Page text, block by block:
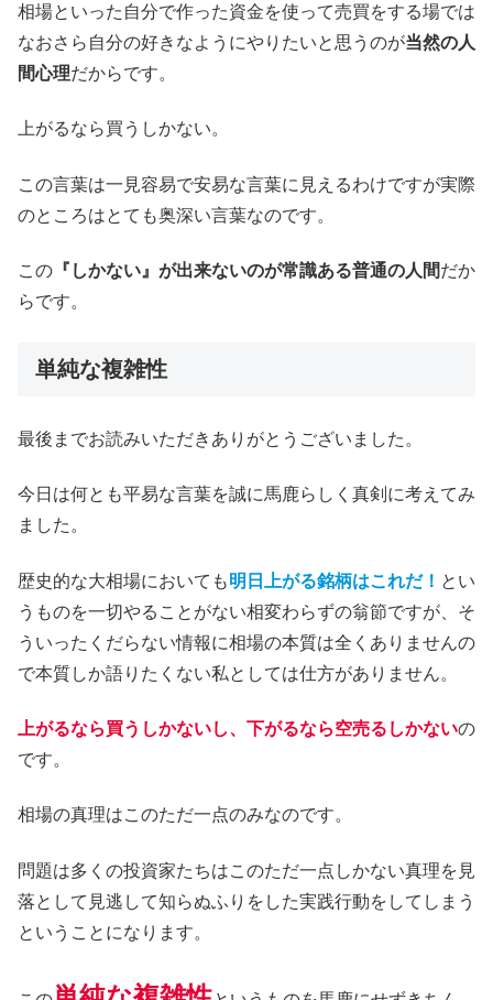
相場といった自分で作った資金を使って売買をする場では
なおさら自分の好きなようにやりたいと思うのが当然の人
間心理だからです。
上がるなら買うしかない。
この言葉は一見容易で安易な言葉に見えるわけですが実際
のところはとても奥深い言葉なのです。
この 『しかない』が出来ないのが常識ある普通の人間だか
らです。
単純な複雑性
最後までお読みいただきありがとうございました。
今日は何とも平易な言葉を誠に馬鹿らしく真剣に考えてみ
ました。
歴史的な大相場においても明日上がる銘柄はこれだ！ とい
うものを一切やることがない相変わらずの翁節ですが、そ
ういったくだらない情報に相場の本質は全くありませんの
で本質しか語りたくない私としては仕方がありません。
上がるなら買うしかないし、下がるなら空売るしかないの
です。
相場の真理はこのただ一点のみなのです。
問題は多くの投資家たちはこのただ一点しかない真理を見
落として見逃して知らぬふりをした実践行動をしてしまう
ということになります。